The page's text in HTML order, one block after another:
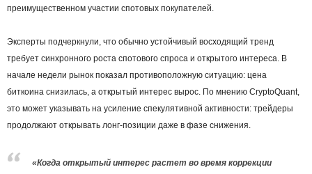
преимущественном участии спотовых покупателей.
Эксперты подчеркнули, что обычно устойчивый восходящий тренд
требует синхронного роста спотового спроса и открытого интереса. В
начале недели рынок показал противоположную ситуацию: цена
биткоина снизилась, а открытый интерес вырос. По мнению CryptoQuant,
это может указывать на усиление спекулятивной активности: трейдеры
продолжают открывать лонг-позиции даже в фазе снижения.
«Когда открытый интерес растет во время коррекции